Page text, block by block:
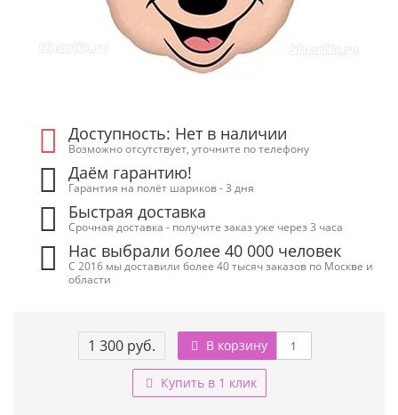
Доступность: Нет в наличии
Возможно отсутствует, уточните по телефону
Даём гарантию!
Гарантия на полёт шариков - 3 дня
Быстрая доставка
Срочная доставка - получите заказ уже через 3 часа
Нас выбрали более 40 000 человек
С 2016 мы доставили более 40 тысяч заказов по Москве и
области
1 300 руб. В корзину
Купить в 1 клик